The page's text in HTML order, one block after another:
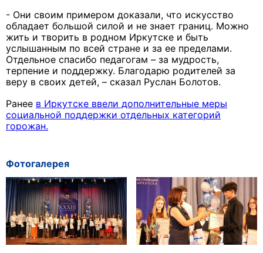
- Они своим примером доказали, что искусство
обладает большой силой и не знает границ. Можно
жить и творить в родном Иркутске и быть
услышанным по всей стране и за ее пределами.
Отдельное спасибо педагогам – за мудрость,
терпение и поддержку. Благодарю родителей за
веру в своих детей, – сказал Руслан Болотов.
Ранее в Иркутске ввели дополнительные меры
социальной поддержки отдельных категорий
горожан.
Фотогалерея